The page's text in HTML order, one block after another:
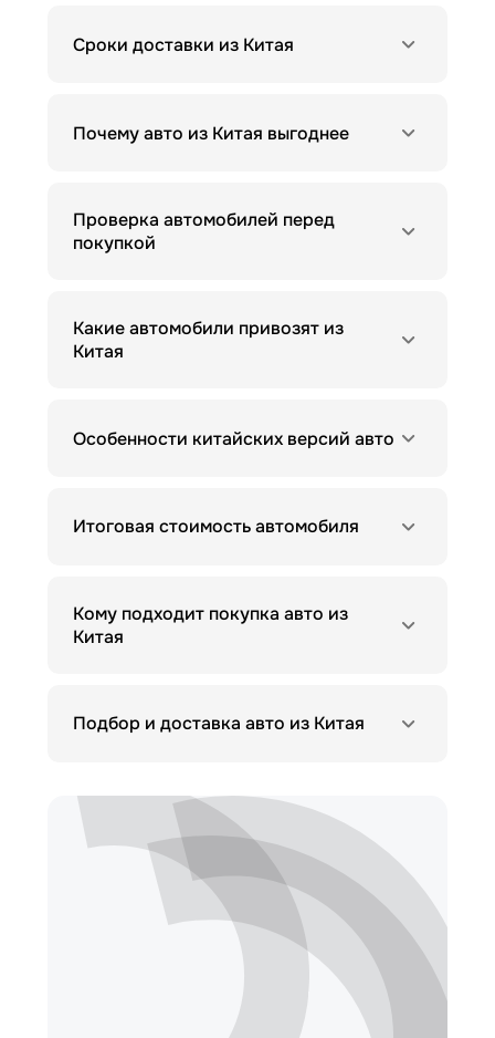
Сроки доставки из Китая
Почему авто из Китая выгоднее
Проверка автомобилей перед
покупкой
Какие автомобили привозят из
Китая
Особенности китайских версий авто
Итоговая стоимость автомобиля
Кому подходит покупка авто из
Китая
Подбор и доставка авто из Китая